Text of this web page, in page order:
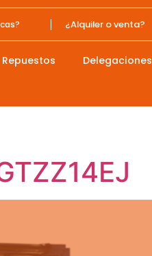
¿Alquiler o venta?
Repuestos Delegaciones